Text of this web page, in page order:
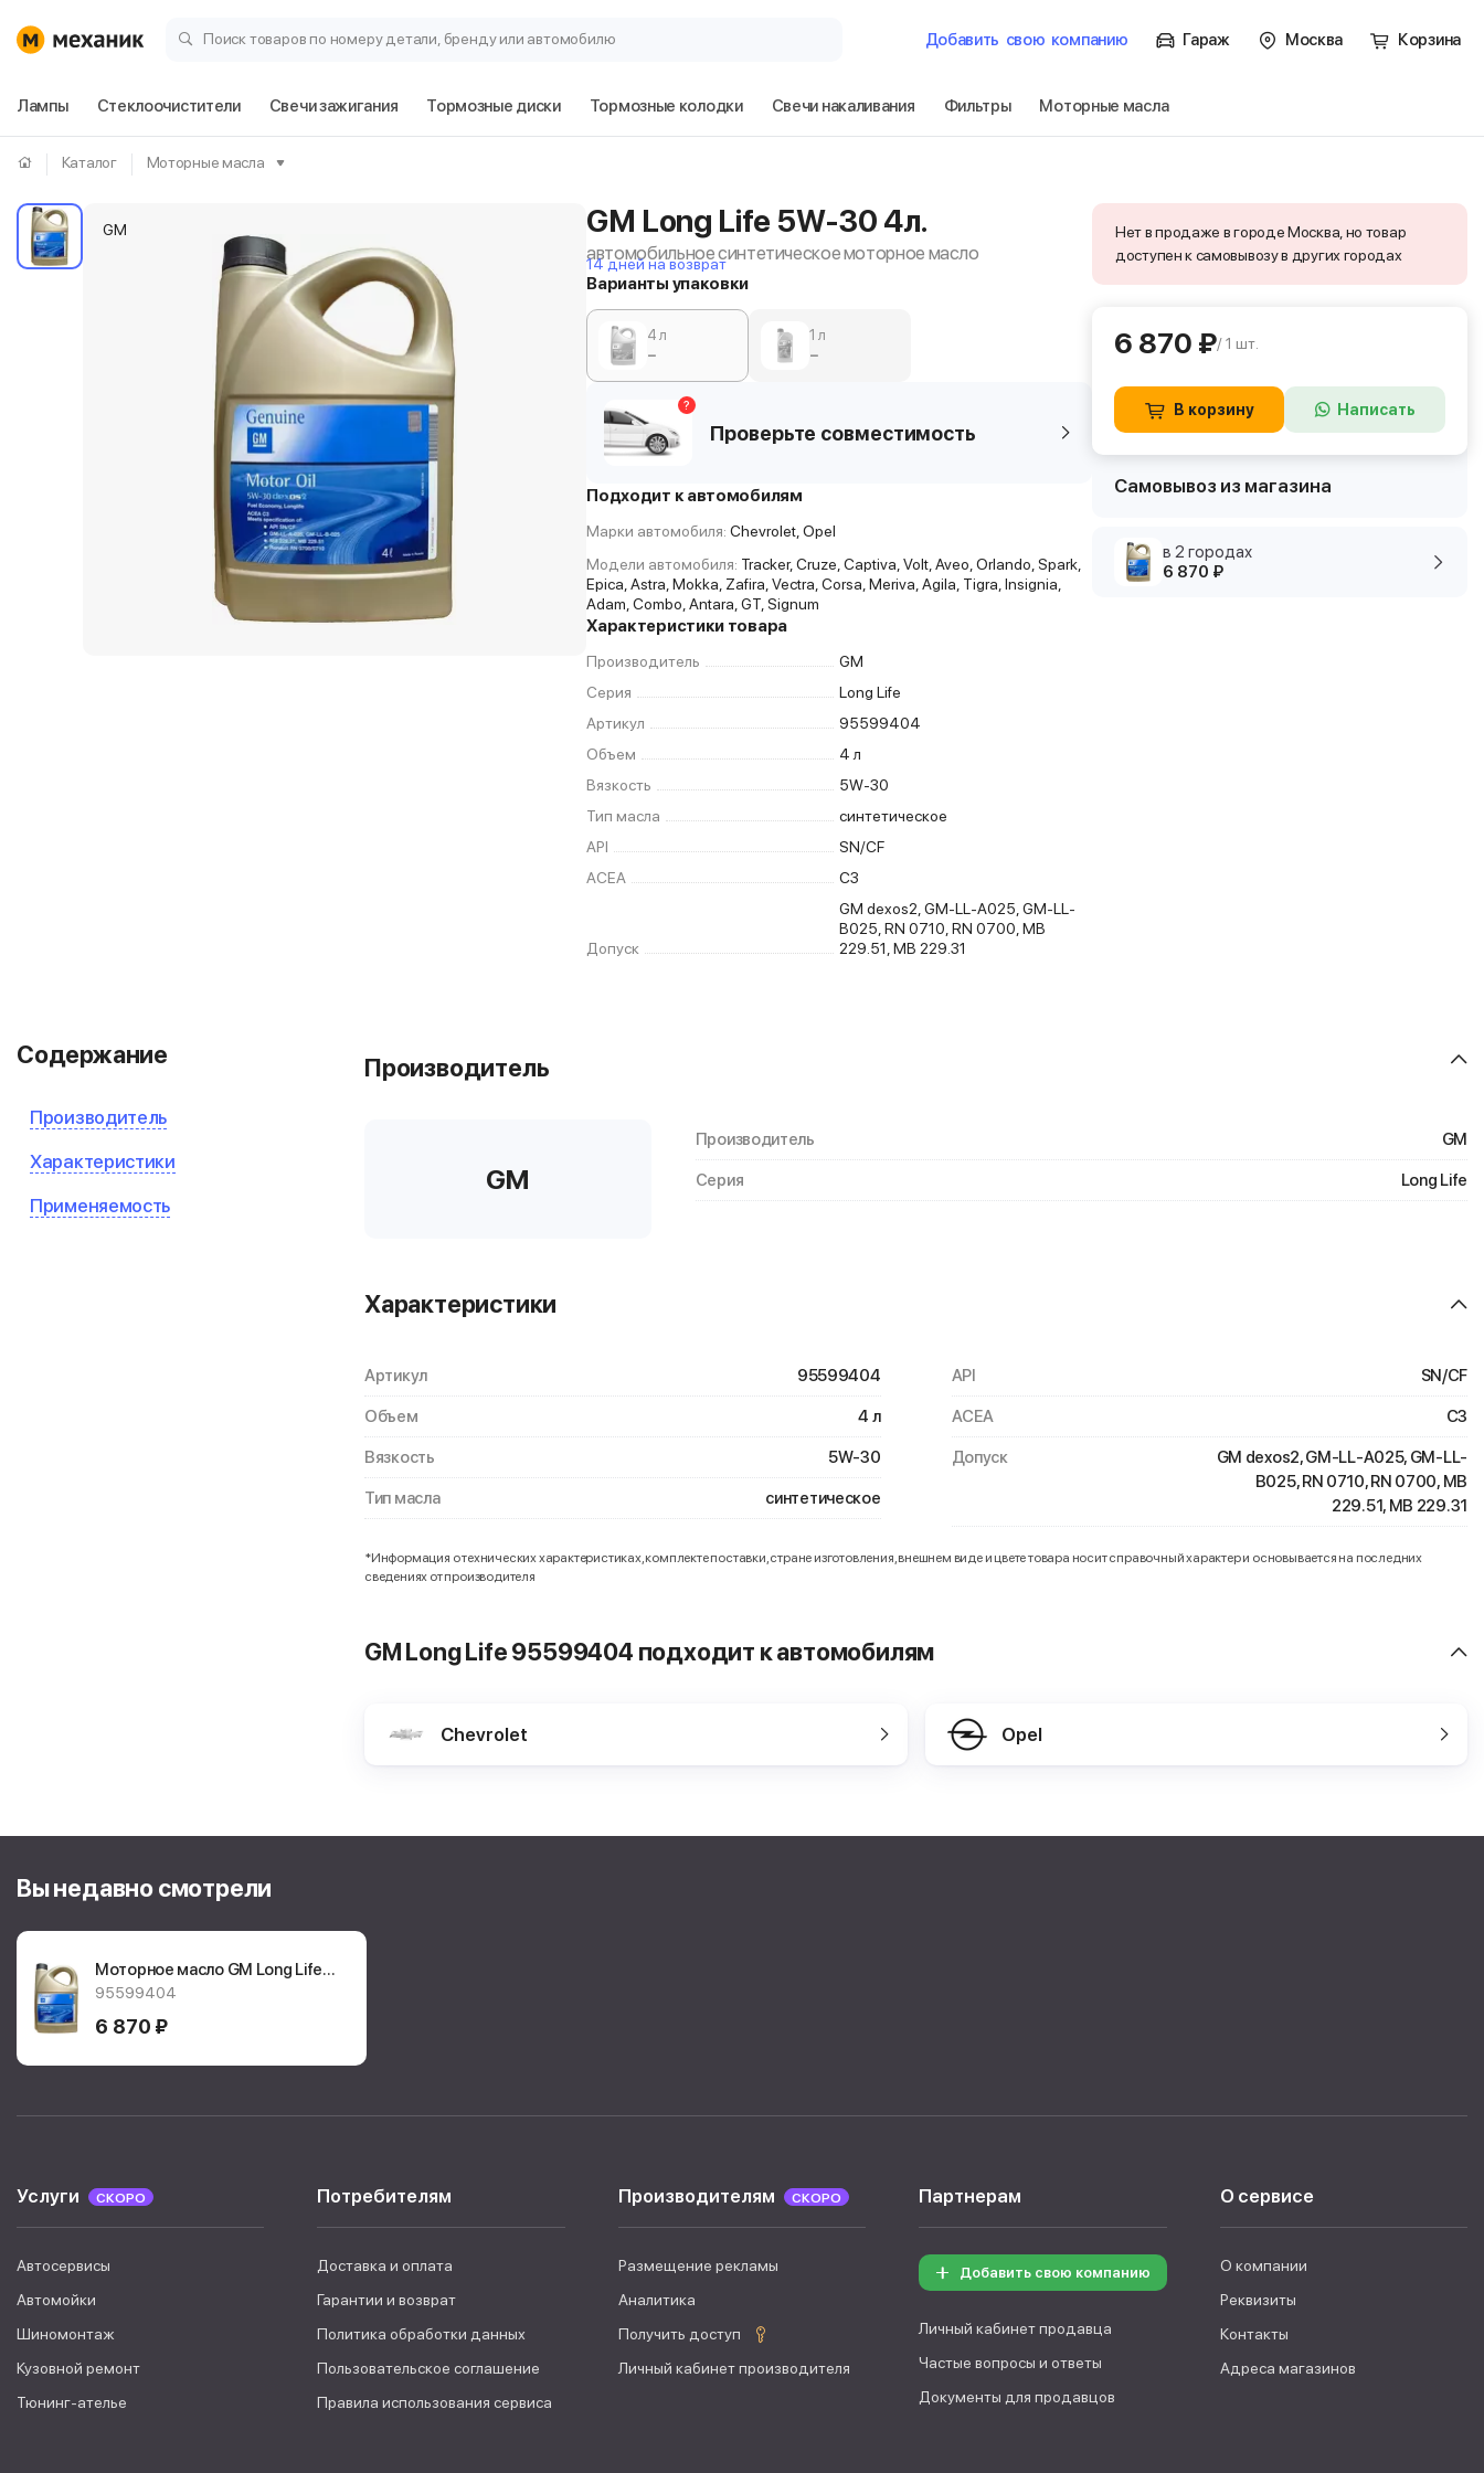
Поиск товаров по номеру детали, бренду или автомобилю Добавить свою компанию Гараж Москва Корзина
Лампы Стеклоочистители Свечи зажигания Тормозные диски Тормозные колодки Свечи накаливания Фильтры Моторные масла
Каталог Моторные масла
GM GM Long Life 5W-30 4л.
автомобильное синтетическое моторное масло
14 дней на возврат
Варианты упаковки
4 л
−
1 л
−
Проверьте совместимость
?
Подходит к автомобилям
Марки автомобиля: Chevrolet, Opel
Модели автомобиля: Tracker, Cruze, Captiva, Volt, Aveo, Orlando, Spark,
Epica, Astra, Mokka, Zafira, Vectra, Corsa, Meriva, Agila, Tigra, Insignia,
Adam, Combo, Antara, GT, Signum
Характеристики товара
Производитель
GM
Серия
Long Life
Артикул
95599404
Объем
4 л
Вязкость
5W-30
Тип масла
синтетическое
API
SN/CF
ACEA
C3
Допуск
GM dexos2, GM-LL-A025, GM-LL-
B025, RN 0710, RN 0700, MB
229.51, MB 229.31
Нет в продаже в городе Москва, но товар
доступен к самовывозу в других городах
6 870 ₽/ 1 шт.
В корзину Написать
Самовывоз из магазина
в 2 городах
6 870 ₽
Содержание
Производитель
Характеристики
Применяемость
Производитель
GM
Производитель GM
Серия Long Life
Характеристики
Артикул 95599404
Объем 4 л
Вязкость 5W-30
Тип масла синтетическое
API SN/CF
ACEA C3
Допуск
GM dexos2, GM-LL-A025, GM-LL-
B025, RN 0710, RN 0700, MB
229.51, MB 229.31
*Информация о технических характеристиках, комплекте поставки, стране изготовления, внешнем виде и цвете товара носит справочный характер и основывается на последних
сведениях от производителя
GM Long Life 95599404 подходит к автомобилям
Chevrolet Opel
Вы недавно смотрели
Моторное масло GM Long Life
5W-30 4л.95599404
95599404
6 870 ₽
Услуги СКОРО
Автосервисы
Автомойки
Шиномонтаж
Кузовной ремонт
Тюнинг-ателье
Потребителям
Доставка и оплата
Гарантии и возврат
Политика обработки данных
Пользовательское соглашение
Правила использования сервиса
Производителям СКОРО
Размещение рекламы
Аналитика
Получить доступ
Личный кабинет производителя
Партнерам
Добавить свою компанию
Личный кабинет продавца
Частые вопросы и ответы
Документы для продавцов
О сервисе
О компании
Реквизиты
Контакты
Адреса магазинов